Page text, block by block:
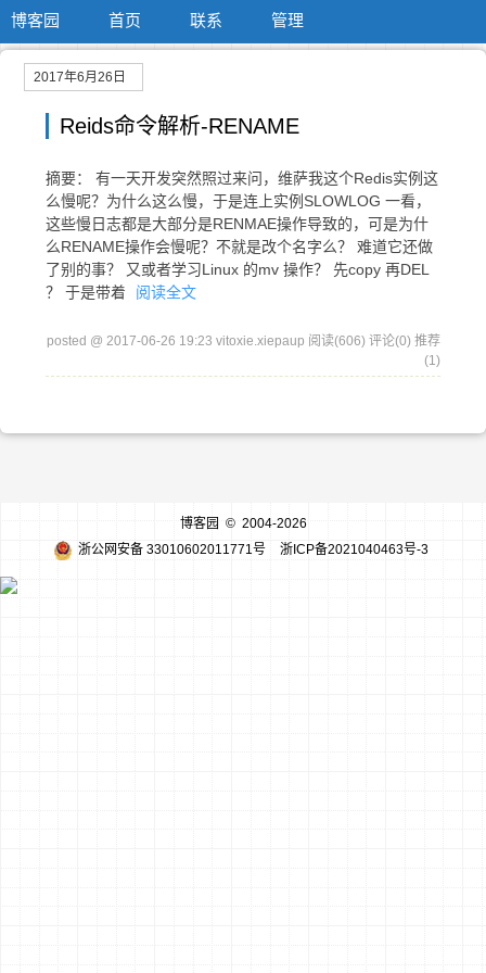
博客园 首页 联系 管理
2017年6月26日
Reids命令解析-RENAME
摘要： 有一天开发突然照过来问，维萨我这个Redis实例这
么慢呢？为什么这么慢，于是连上实例SLOWLOG 一看，
这些慢日志都是大部分是RENMAE操作导致的，可是为什
么RENAME操作会慢呢？不就是改个名字么？ 难道它还做
了别的事？ 又或者学习Linux 的mv 操作？ 先copy 再DEL
？ 于是带着
阅读全文
posted @ 2017-06-26 19:23 vitoxie.xiepaup 阅读(606) 评论(0) 推荐
(1)
博客园 © 2004-2026
浙公网安备 33010602011771号
浙ICP备2021040463号-3